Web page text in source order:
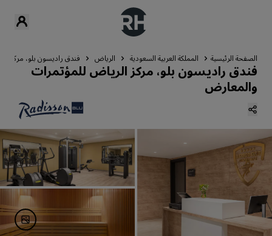
الصفحة الرئيسية المملكة العربية السعودية الرياض فندق راديسون بلو، مركز
فندق راديسون بلو، مركز الرياض للمؤتمرات
والمعارض